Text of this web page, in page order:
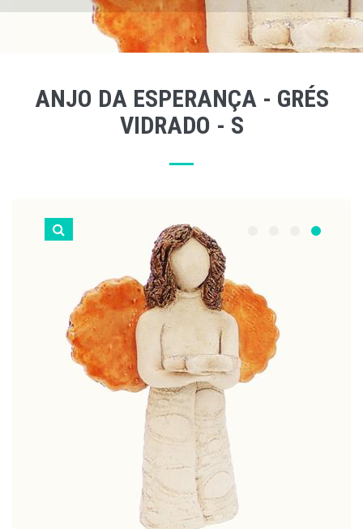
ANJO DA ESPERANÇA - GRÉS
VIDRADO - S